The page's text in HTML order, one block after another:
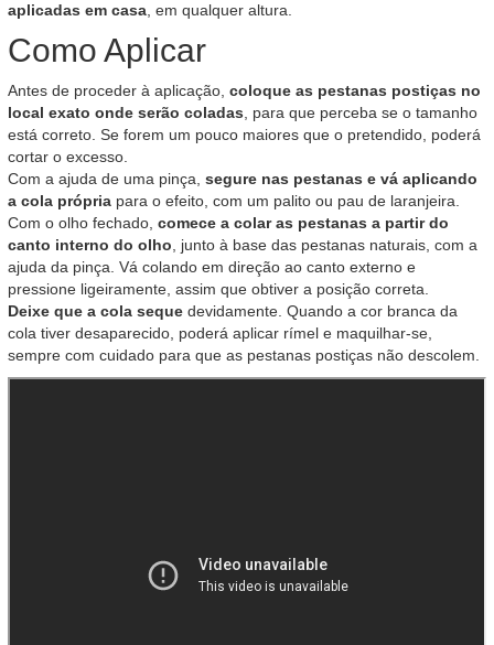
aplicadas em casa , em qualquer altura.
Como Aplicar
Antes de proceder à aplicação, coloque as pestanas postiças no
local exato onde serão coladas , para que perceba se o tamanho
está correto. Se forem um pouco maiores que o pretendido, poderá
cortar o excesso.
Com a ajuda de uma pinça, segure nas pestanas e vá aplicando
a cola própria para o efeito, com um palito ou pau de laranjeira.
Com o olho fechado, comece a colar as pestanas a partir do
canto interno do olho , junto à base das pestanas naturais, com a
ajuda da pinça. Vá colando em direção ao canto externo e
pressione ligeiramente, assim que obtiver a posição correta.
Deixe que a cola seque devidamente. Quando a cor branca da
cola tiver desaparecido, poderá aplicar rímel e maquilhar-se,
sempre com cuidado para que as pestanas postiças não descolem.